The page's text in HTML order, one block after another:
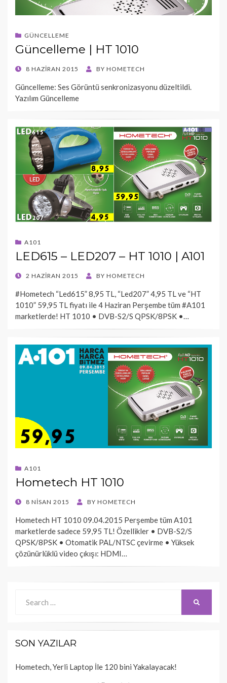
GÜNCELLEME
Güncelleme | HT 1010
POSTED
8 HAZIRAN 2015 BY HOMETECH
Güncelleme: Ses Görüntü senkronizasyonu düzeltildi.
Yazılım Güncelleme
A101
LED615 – LED207 – HT 1010 | A101
POSTED
2 HAZIRAN 2015 BY HOMETECH
#Hometech “Led615” 8,95 TL, “Led207” 4,95 TL ve “HT
1010” 59,95 TL fiyatı ile 4 Haziran Perşembe tüm #A101
marketlerde! HT 1010 • DVB-S2/S QPSK/8PSK •…
A101
Hometech HT 1010
POSTED
8 NISAN 2015 BY HOMETECH
Hometech HT 1010 09.04.2015 Perşembe tüm A101
marketlerde sadece 59,95 TL! Özellikler • DVB-S2/S
QPSK/8PSK • Otomatik PAL/NTSC çevirme • Yüksek
çözünürlüklü video çıkışı: HDMI…
for:
SON YAZILAR
Hometech, Yerli Laptop İle 120 bini Yakalayacak!